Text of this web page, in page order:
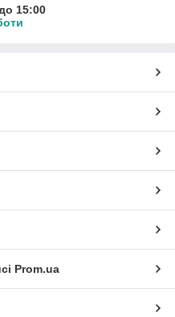
15:00
Prom.ua